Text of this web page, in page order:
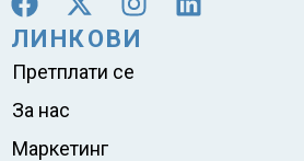
ЛИНКОВИ
Претплати се
За нас
Маркетинг